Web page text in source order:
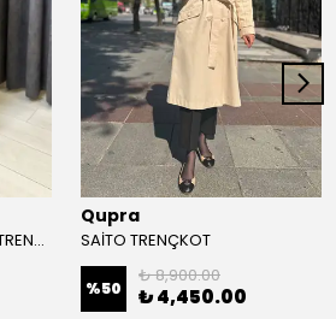
KRUVAZE BASKILI SAFARİ TRENÇKOT
Qupra
SAİTO TRENÇKOT
%50
₺ 8,900.00
₺ 4,450.00